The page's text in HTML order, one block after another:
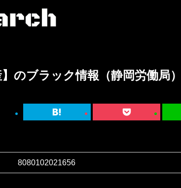
のブラック情報（静岡労働局）
8080102021656